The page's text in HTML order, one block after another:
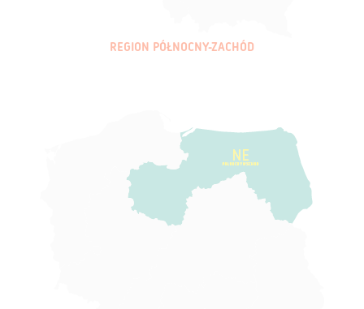
REGION PÓŁNOCNY-ZACHÓD